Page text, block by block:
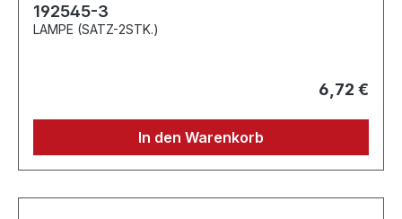
192545-3
LAMPE (SATZ-2STK.)
6,72 €
In den Warenkorb